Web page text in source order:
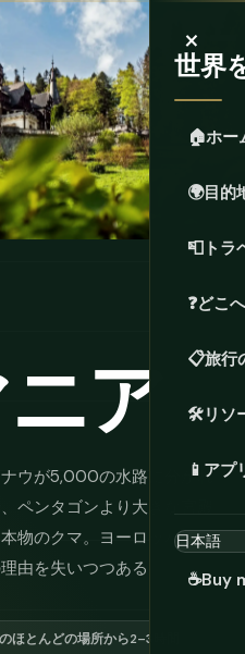
×
世界
🏠ホー
🌍目的
📮 トラ
❓どこ
📋旅行
🛠️リソ
📱 アプ
☕Buy
ア
ウが5,000の水路に分かれ
ペンタゴンより大きな宮殿
物のクマ。ヨーロッパで最
由を失いつつある。
ほとんどの場所から2–3時間